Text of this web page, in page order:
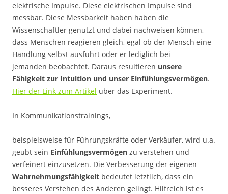
elektrische Impulse. Diese elektrischen Impulse sind
messbar. Diese Messbarkeit haben haben die
Wissenschaftler genutzt und dabei nachweisen können,
dass Menschen reagieren gleich, egal ob der Mensch eine
Handlung selbst ausführt oder er lediglich bei
jemanden beobachtet. Daraus resultieren unsere
Fähigkeit zur Intuition und unser Einfühlungsvermögen.
Hier der Link zum Artikel über das Experiment.
In Kommunikationstrainings,
beispielsweise für Führungskräfte oder Verkäufer, wird u.a.
geübt sein Einfühlungsvermögen zu verstehen und
verfeinert einzusetzen. Die Verbesserung der eigenen
Wahrnehmungsfähigkeit bedeutet letztlich, dass ein
besseres Verstehen des Anderen gelingt. Hilfreich ist es